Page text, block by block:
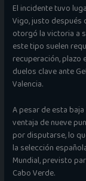
El incidente tuvo
Vigo, justo después
otorgó la victoria a
este tipo suelen
recuperación, plazo
duelos clave ante
Valencia.
A pesar de esta
ventaja de nueve
por disputarse, lo
la selección
Mundial, previsto
Cabo Verde.